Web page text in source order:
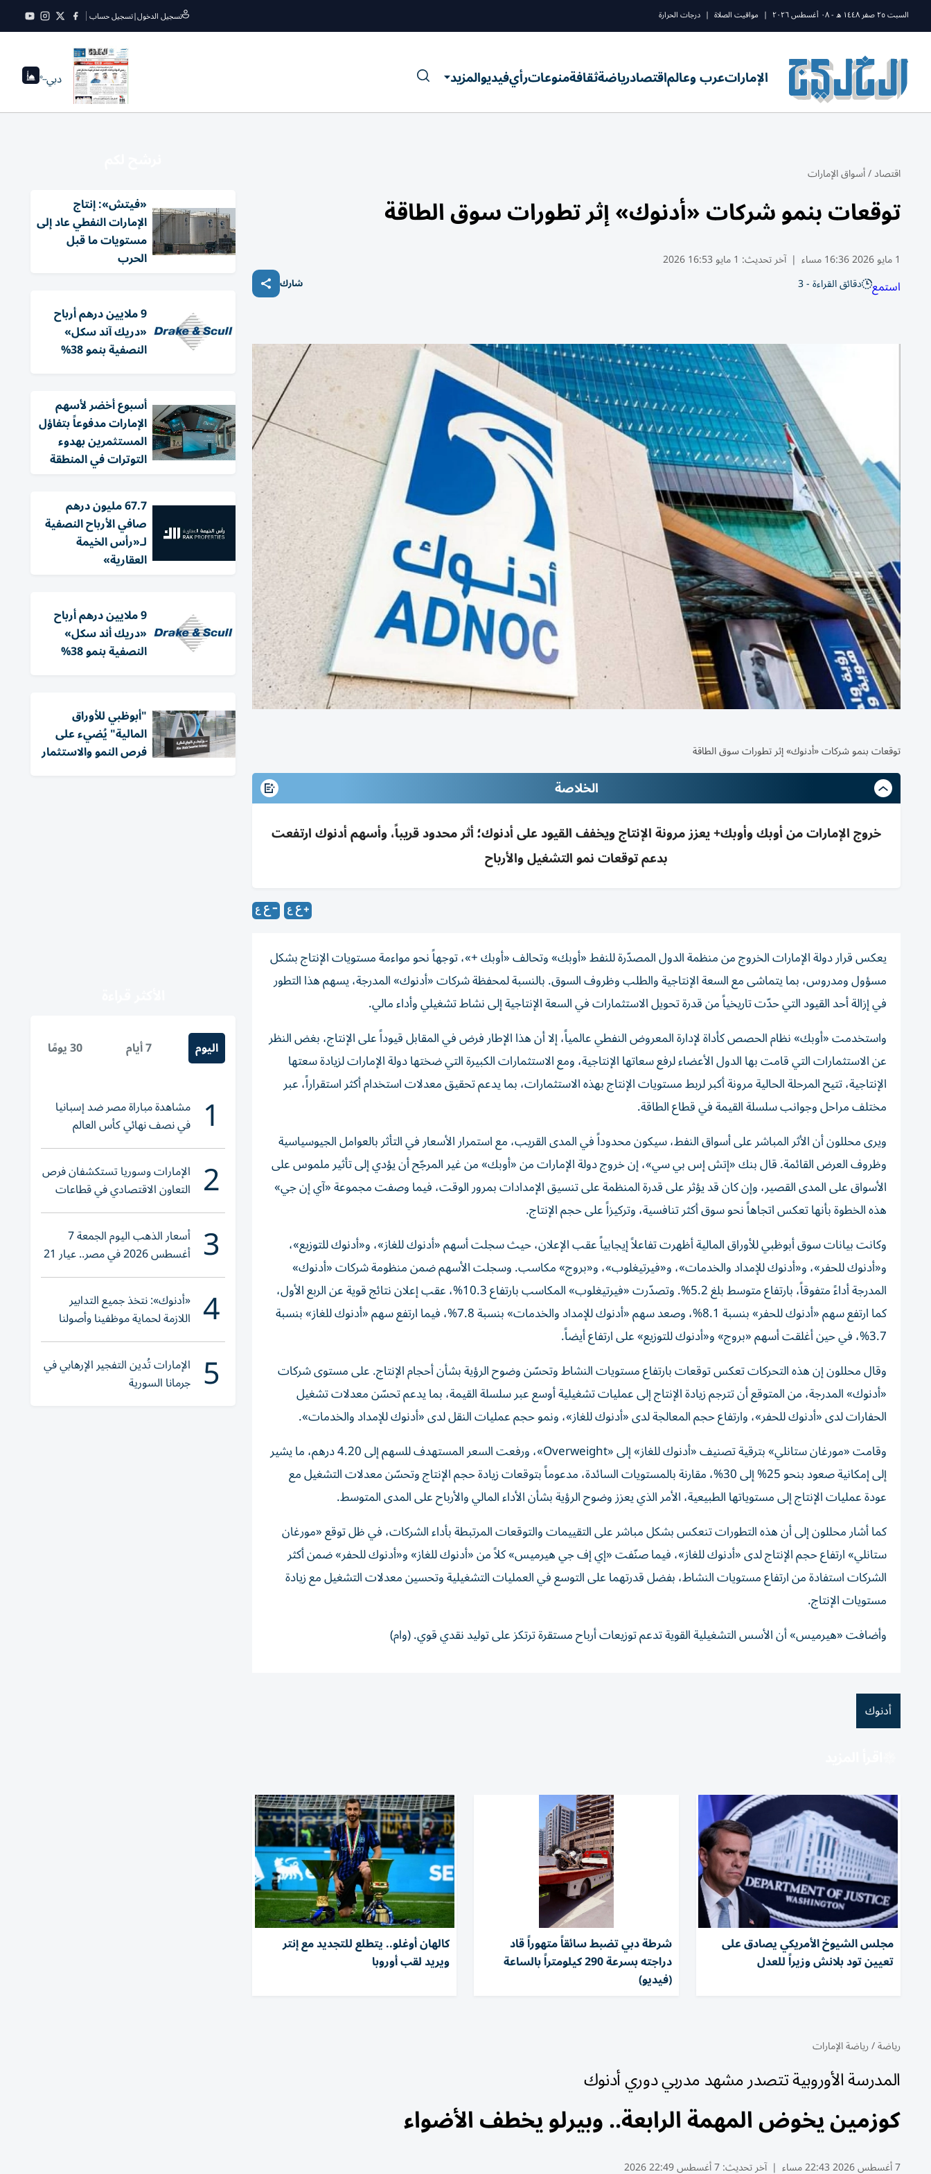
السبت ٢٥ صفر ١٤٤٨ ه - ٠٨ أغسطس ٢٠٢٦ | مواقيت الصلاة | درجات الحرارة تسجيل الدخول|تسجيل حساب
الإماراتعرب وعالماقتصادرياضةثقافةمنوعاترأيفيديوالمزيد دبي--°
اقتصاد/أسواق الإمارات
توقعات بنمو شركات «أدنوك» إثر تطورات سوق الطاقة
1 مايو 2026 16:36 مساء | آخر تحديث: 1 مايو 16:53 2026
استمع دقائق القراءة - 3 شارك
توقعات بنمو شركات «أدنوك» إثر تطورات سوق الطاقة
الخلاصة
خروج الإمارات من أوبك وأوبك+ يعزز مرونة الإنتاج ويخفف القيود على أدنوك؛ أثر محدود قريباً، وأسهم أدنوك ارتفعت
بدعم توقعات نمو التشغيل والأرباح
يعكس قرار دولة الإمارات الخروج من منظمة الدول المصدّرة للنفط «أوبك» وتحالف «أوبك +»، توجهاً نحو مواءمة مستويات الإنتاج بشكل
مسؤول ومدروس، بما يتماشى مع السعة الإنتاجية والطلب وظروف السوق. بالنسبة لمحفظة شركات «أدنوك» المدرجة، يسهم هذا التطور
في إزالة أحد القيود التي حدّت تاريخياً من قدرة تحويل الاستثمارات في السعة الإنتاجية إلى نشاط تشغيلي وأداء مالي.
واستخدمت «أوبك» نظام الحصص كأداة لإدارة المعروض النفطي عالمياً، إلا أن هذا الإطار فرض في المقابل قيوداً على الإنتاج، بغض النظر
عن الاستثمارات التي قامت بها الدول الأعضاء لرفع سعاتها الإنتاجية، ومع الاستثمارات الكبيرة التي ضختها دولة الإمارات لزيادة سعتها
الإنتاجية، تتيح المرحلة الحالية مرونة أكبر لربط مستويات الإنتاج بهذه الاستثمارات، بما يدعم تحقيق معدلات استخدام أكثر استقراراً، عبر
مختلف مراحل وجوانب سلسلة القيمة في قطاع الطاقة.
ويرى محللون أن الأثر المباشر على أسواق النفط، سيكون محدوداً في المدى القريب، مع استمرار الأسعار في التأثر بالعوامل الجيوسياسية
وظروف العرض القائمة. قال بنك «إتش إس بي سي»، إن خروج دولة الإمارات من «أوبك» من غير المرجّح أن يؤدي إلى تأثير ملموس على
الأسواق على المدى القصير، وإن كان قد يؤثر على قدرة المنظمة على تنسيق الإمدادات بمرور الوقت، فيما وصفت مجموعة «آي إن جي»
هذه الخطوة بأنها تعكس اتجاهاً نحو سوق أكثر تنافسية، وتركيزاً على حجم الإنتاج.
وكانت بيانات سوق أبوظبي للأوراق المالية أظهرت تفاعلاً إيجابياً عقب الإعلان، حيث سجلت أسهم «أدنوك للغاز»، و«أدنوك للتوزيع»،
و«أدنوك للحفر»، و«أدنوك للإمداد والخدمات»، و«فيرتيغلوب»، و«بروج» مكاسب. وسجلت الأسهم ضمن منظومة شركات «أدنوك»
المدرجة أداءً متفوقاً، بارتفاع متوسط بلغ 5.2%. وتصدّرت «فيرتيغلوب» المكاسب بارتفاع 10.3%، عقب إعلان نتائج قوية عن الربع الأول،
كما ارتفع سهم «أدنوك للحفر» بنسبة 8.1%، وصعد سهم «أدنوك للإمداد والخدمات» بنسبة 7.8%، فيما ارتفع سهم «أدنوك للغاز» بنسبة
3.7%، في حين أغلقت أسهم «بروج» و«أدنوك للتوزيع» على ارتفاع أيضاً.
وقال محللون إن هذه التحركات تعكس توقعات بارتفاع مستويات النشاط وتحسّن وضوح الرؤية بشأن أحجام الإنتاج. على مستوى شركات
«أدنوك» المدرجة، من المتوقع أن تترجم زيادة الإنتاج إلى عمليات تشغيلية أوسع عبر سلسلة القيمة، بما يدعم تحسّن معدلات تشغيل
الحفارات لدى «أدنوك للحفر»، وارتفاع حجم المعالجة لدى «أدنوك للغاز»، ونمو حجم عمليات النقل لدى «أدنوك للإمداد والخدمات».
وقامت «مورغان ستانلي» بترقية تصنيف «أدنوك للغاز» إلى «Overweight»، ورفعت السعر المستهدف للسهم إلى 4.20 درهم، ما يشير
إلى إمكانية صعود بنحو 25% إلى 30%، مقارنة بالمستويات السائدة، مدعوماً بتوقعات زيادة حجم الإنتاج وتحسّن معدلات التشغيل مع
عودة عمليات الإنتاج إلى مستوياتها الطبيعية، الأمر الذي يعزز وضوح الرؤية بشأن الأداء المالي والأرباح على المدى المتوسط.
كما أشار محللون إلى أن هذه التطورات تنعكس بشكل مباشر على التقييمات والتوقعات المرتبطة بأداء الشركات، في ظل توقع «مورغان
ستانلي» ارتفاع حجم الإنتاج لدى «أدنوك للغاز»، فيما صنّفت «إي إف جي هيرميس» كلاً من «أدنوك للغاز» و«أدنوك للحفر» ضمن أكثر
الشركات استفادة من ارتفاع مستويات النشاط، بفضل قدرتهما على التوسع في العمليات التشغيلية وتحسين معدلات التشغيل مع زيادة
مستويات الإنتاج.
وأضافت «هيرميس» أن الأسس التشغيلية القوية تدعم توزيعات أرباح مستقرة ترتكز على توليد نقدي قوي. (وام)
أدنوك
مجلس الشيوخ الأمريكي يصادق على
تعيين تود بلانش وزيراً للعدل
شرطة دبي تضبط سائقاً متهوراً قاد
دراجته بسرعة 290 كيلومتراً بالساعة
(فيديو)
كالهان أوغلو.. يتطلع للتجديد مع إنتر
ويريد لقب أوروبا
رياضة/رياضة الإمارات
المدرسة الأوروبية تتصدر مشهد مدربي دوري أدنوك
كوزمين يخوض المهمة الرابعة.. وبيرلو يخطف الأضواء
7 أغسطس 2026 22:43 مساء | آخر تحديث:7 أغسطس 22:49 2026
«فيتش»: إنتاج
الإمارات النفطي عاد إلى
مستويات ما قبل
الحرب
9 ملايين درهم أرباح
«دريك آند سكل»
النصفية بنمو 38%
أسبوع أخضر لأسهم
الإمارات مدفوعاً بتفاؤل
المستثمرين بهدوء
التوترات في المنطقة
67.7 مليون درهم
صافي الأرباح النصفية
لـ«رأس الخيمة
العقارية»
9 ملايين درهم أرباح
«دريك أند سكل»
النصفية بنمو 38%
"أبوظبي للأوراق
المالية" يُضيء على
فرص النمو والاستثمار
اليوم 7 أيام 30 يومًا
1 مشاهدة مباراة مصر ضد إسبانيا
في نصف نهائي كأس العالم
لناشئات اليد 2026
2 الإمارات وسوريا تستكشفان فرص
التعاون الاقتصادي في قطاعات
حيوية
3 أسعار الذهب اليوم الجمعة 7
أغسطس 2026 في مصر.. عيار 21
يقترب من هذا الرقم
4 «أدنوك»: نتخذ جميع التدابير
اللازمة لحماية موظفينا وأصولنا
وعملياتنا
5 الإمارات تُدين التفجير الإرهابي في
جرمانا السورية